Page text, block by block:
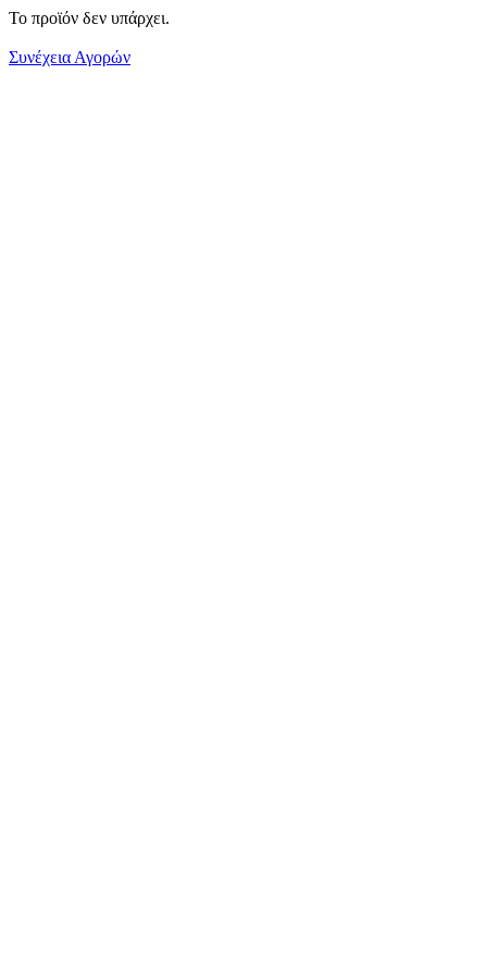
Το προϊόν δεν υπάρχει.
Συνέχεια Αγορών